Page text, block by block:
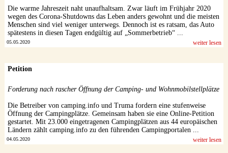
Die warme Jahreszeit naht unaufhaltsam. Zwar läuft im Frühjahr 2020
wegen des Corona-Shutdowns das Leben anders gewohnt und die meisten
Menschen sind viel weniger unterwegs. Dennoch ist es ratsam, das Auto
spätestens in diesen Tagen endgültig auf „Sommerbetrieb“ ...
05.05.2020 weiter lesen
Petition
Forderung nach rascher Öffnung der Camping- und Wohnmobilstellplätze
Die Betreiber von camping.info und Truma fordern eine stufenweise
Öffnung der Campingplätze. Gemeinsam haben sie eine Online-Petition
gestartet. Mit 23.000 eingetragenen Campingplätzen aus 44 europäischen
Ländern zählt camping.info zu den führenden Campingportalen ...
04.05.2020 weiter lesen